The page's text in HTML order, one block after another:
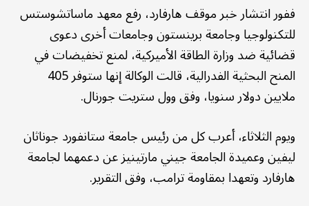
ففور انتشار خبر موقف هارفارد، رفع معهد ماساتشوستس
للتكنولوجيا وجامعة برينستون وجامعات أخرى دعوى
قضائية ضد وزارة الطاقة الأميركية، لمنع تخفيضات في
المنح البحثية الفدرالية، قالت الوكالة إنها ستوفر 405
ملايين دولار سنويا، وفق وول ستريت جورنال.
ويوم الثلاثاء، أعرب كل من رئيس جامعة ستانفورد جوناثان
ليفين وعميدة الجامعة جيني مارتينيز عن دعمهما لجامعة
هارفارد وتعهدا بمقاومة ترامب، وفق التقرير.